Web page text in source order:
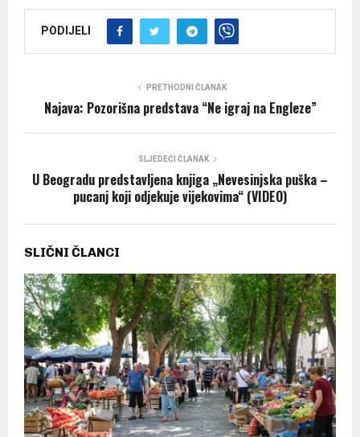
PODIJELI
PRETHODNI ČLANAK
Najava: Pozorišna predstava “Ne igraj na Engleze”
SLJEDEĆI ČLANAK
U Beogradu predstavljena knjiga „Nevesinjska puška –
pucanj koji odjekuje vijekovima“ (VIDEO)
SLIČNI ČLANCI